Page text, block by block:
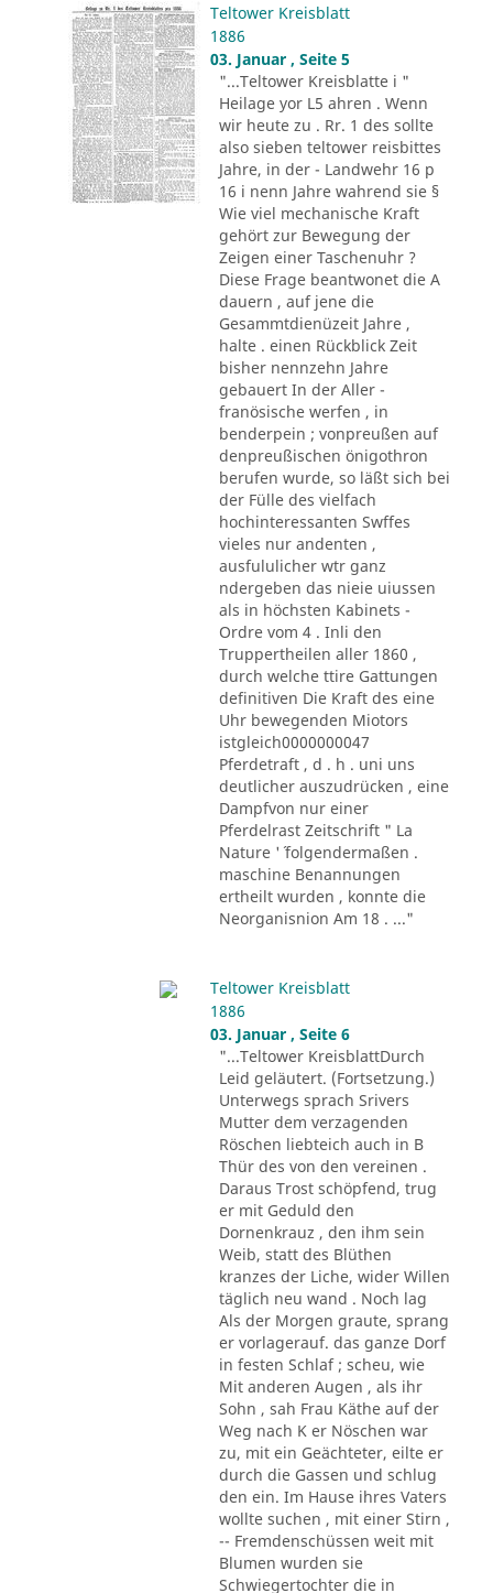
Teltower Kreisblatt
1886
03. Januar , Seite 5
"...Teltower Kreisblatte i "
Heilage yor L5 ahren . Wenn
wir heute zu . Rr. 1 des sollte
also sieben teltower reisbittes
Jahre, in der - Landwehr 16 p
16 i nenn Jahre wahrend sie §
Wie viel mechanische Kraft
gehört zur Bewegung der
Zeigen einer Taschenuhr ?
Diese Frage beantwonet die A
dauern , auf jene die
Gesammtdienüzeit Jahre ,
halte . einen Rückblick Zeit
bisher nennzehn Jahre
gebauert In der Aller -
franösische werfen , in
benderpein ; vonpreußen auf
denpreußischen önigothron
berufen wurde, so läßt sich bei
der Fülle des vielfach
hochinteressanten Swffes
vieles nur andenten ,
ausfululicher wtr ganz
ndergeben das nieie uiussen
als in höchsten Kabinets -
Ordre vom 4 . Inli den
Truppertheilen aller 1860 ,
durch welche ttire Gattungen
definitiven Die Kraft des eine
Uhr bewegenden Miotors
istgleich0000000047
Pferdetraft , d . h . uni uns
deutlicher auszudrücken , eine
Dampfvon nur einer
Pferdelrast Zeitschrift " La
Nature '´ folgendermaßen .
maschine Benannungen
ertheilt wurden , konnte die
Neorganisnion Am 18 . ..."
Teltower Kreisblatt
1886
03. Januar , Seite 6
"...Teltower KreisblattDurch
Leid geläutert. (Fortsetzung.)
Unterwegs sprach Srivers
Mutter dem verzagenden
Röschen liebteich auch in B
Thür des von den vereinen .
Daraus Trost schöpfend, trug
er mit Geduld den
Dornenkrauz , den ihm sein
Weib, statt des Blüthen
kranzes der Liche, wider Willen
täglich neu wand . Noch lag
Als der Morgen graute, sprang
er vorlagerauf. das ganze Dorf
in festen Schlaf ; scheu, wie
Mit anderen Augen , als ihr
Sohn , sah Frau Käthe auf der
Weg nach K er Nöschen war
zu, mit ein Geächteter, eilte er
durch die Gassen und schlug
den ein. Im Hause ihres Vaters
wollte suchen , mit einer Stirn ,
-- Fremdenschüssen weit mit
Blumen wurden sie
Schwiegertochter die in